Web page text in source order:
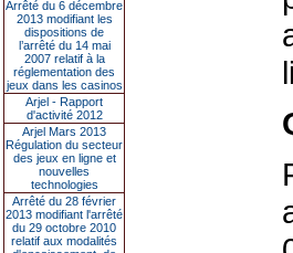
Arrêté du 6 décembre
2013 modifiant les
dispositions de
l’arrêté du 14 mai
2007 relatif à la
réglementation des
jeux dans les casinos
Arjel - Rapport
d'activité 2012
Arjel Mars 2013
Régulation du secteur
des jeux en ligne et
nouvelles
technologies
Arrêté du 28 février
2013 modifiant l'arrêté
du 29 octobre 2010
relatif aux modalités